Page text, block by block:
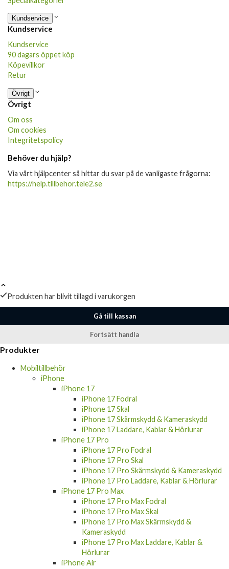
Kundservice
Kundservice
Kundservice
90 dagars öppet köp
Köpevillkor
Retur
Övrigt
Övrigt
Om oss
Om cookies
Integritetspolicy
Behöver du hjälp?
Via vårt hjälpcenter så hittar du svar på de vanligaste frågorna:
https://help.tillbehor.tele2.se
Gå till kassan
Fortsätt handla
iPhone
iPhone 17
iPhone 17 Fodral
iPhone 17 Skal
iPhone 17 Skärmskydd & Kameraskydd
iPhone 17 Laddare, Kablar & Hörlurar
iPhone 17 Pro
iPhone 17 Pro Fodral
iPhone 17 Pro Skal
iPhone 17 Pro Skärmskydd & Kameraskydd
iPhone 17 Pro Laddare, Kablar & Hörlurar
iPhone 17 Pro Max
iPhone 17 Pro Max Fodral
iPhone 17 Pro Max Skal
iPhone 17 Pro Max Skärmskydd &
Kameraskydd
iPhone 17 Pro Max Laddare, Kablar &
Hörlurar
iPhone Air
iPhone Air Fodral